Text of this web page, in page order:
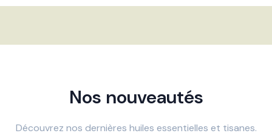
Nos nouveautés
Découvrez nos dernières huiles essentielles et tisanes.